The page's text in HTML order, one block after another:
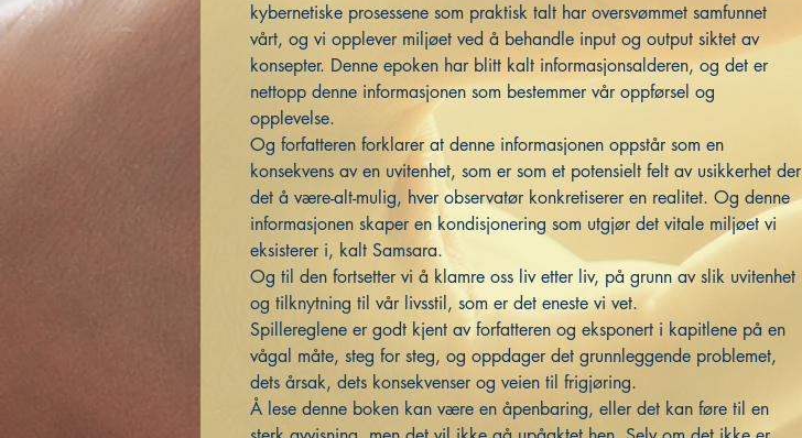
kybernetiske prosessene som praktisk talt har oversvømmet samfunnet
vårt, og vi opplever miljøet ved å behandle input og output siktet av
konsepter. Denne epoken har blitt kalt informasjonsalderen, og det er
nettopp denne informasjonen som bestemmer vår oppførsel og
opplevelse.
Og forfatteren forklarer at denne informasjonen oppstår som en
konsekvens av en uvitenhet, som er som et potensielt felt av usikkerhet der
det å være-alt-mulig, hver observatør konkretiserer en realitet. Og denne
informasjonen skaper en kondisjonering som utgjør det vitale miljøet vi
eksisterer i, kalt Samsara.
Og til den fortsetter vi å klamre oss liv etter liv, på grunn av slik uvitenhet
og tilknytning til vår livsstil, som er det eneste vi vet.
Spillereglene er godt kjent av forfatteren og eksponert i kapitlene på en
vågal måte, steg for steg, og oppdager det grunnleggende problemet,
dets årsak, dets konsekvenser og veien til frigjøring.
Å lese denne boken kan være en åpenbaring, eller det kan føre til en